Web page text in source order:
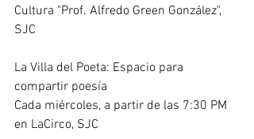
Cultura "Prof. Alfredo Green González",
SJC
La Villa del Poeta: Espacio para
compartir poesía
Cada miércoles, a partir de las 7:30 PM
en LaCirco, SJC